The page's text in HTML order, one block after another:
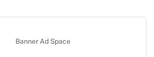
Banner Ad Space